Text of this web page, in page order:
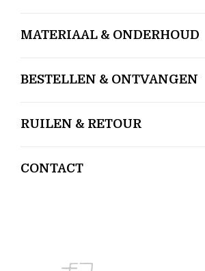
MATERIAAL & ONDERHOUD
BESTELLEN & ONTVANGEN
RUILEN & RETOUR
CONTACT